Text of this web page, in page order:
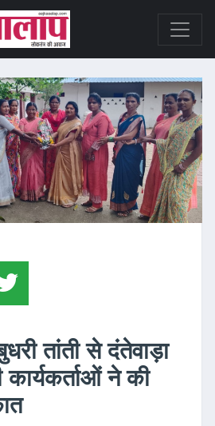
तांती से दंतेवाड़ा
ने की